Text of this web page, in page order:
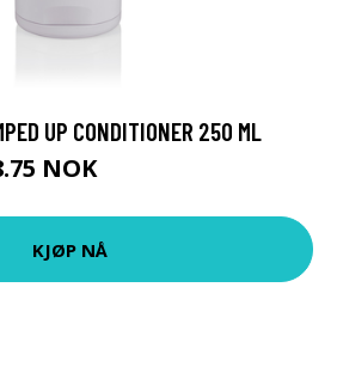
UP CONDITIONER 250 ML
NOK
KJØP NÅ